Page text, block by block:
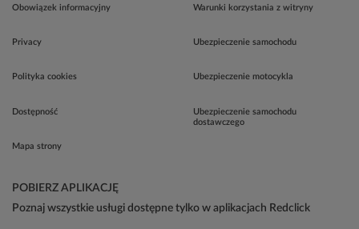
Obowiązek informacyjny
Privacy
Polityka cookies
Dostępność
Mapa strony
Warunki korzystania z witryny
Ubezpieczenie samochodu
Ubezpieczenie motocykla
Ubezpieczenie samochodu
dostawczego
POBIERZ APLIKACJĘ
Poznaj wszystkie usługi dostępne tylko w aplikacjach Redclick